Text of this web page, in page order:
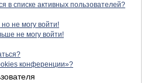
в списке активных пользователей?
не могу войти!
не могу войти!
конференции»?